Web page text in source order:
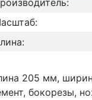
205 мм,
бокорезы,